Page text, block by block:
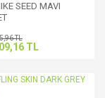
SEED MAVI
TL
TL